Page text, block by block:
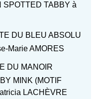
SPOTTED TABBY à
DU BLEU ABSOLU
Marie AMORES
DU MANOIR
MINK (MOTIF
LACHÈVRE